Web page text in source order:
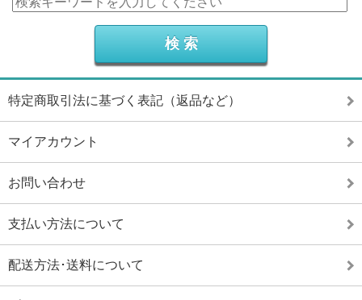
特定商取引法に基づく表記（返品など）
マイアカウント
お問い合わせ
支払い方法について
配送方法･送料について